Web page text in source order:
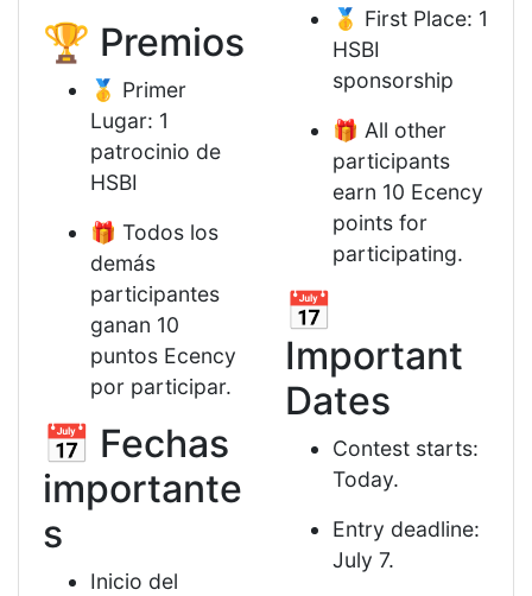
🏆 Premios
🥇 Primer
Lugar: 1
patrocinio de
HSBI
🎁 Todos los
demás
participantes
ganan 10
puntos Ecency
por participar.
📅 Fechas
importante
s
Inicio del
🥇 First Place: 1
HSBI
sponsorship
🎁 All other
participants
earn 10 Ecency
points for
participating.
📅
Important
Dates
Contest starts:
Today.
Entry deadline:
July 7.